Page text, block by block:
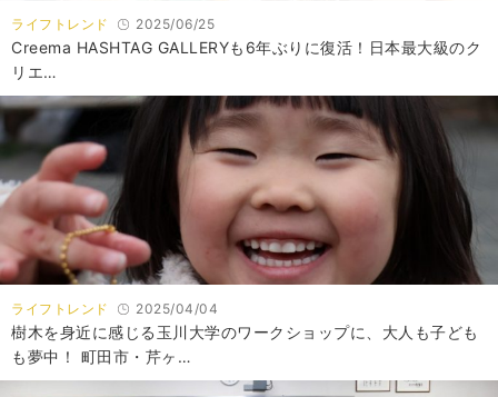
ライフトレンド 2025/06/25
Creema HASHTAG GALLERYも6年ぶりに復活！日本最大級のク
リエ…
ライフトレンド 2025/04/04
樹木を身近に感じる玉川大学のワークショップに、大人も子ども
も夢中！ 町田市・芹ヶ…